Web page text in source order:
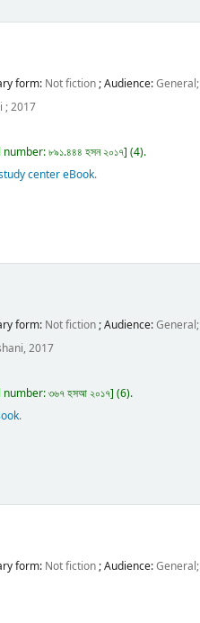
form: Not fiction; Audience:General;
;2017
number:৮৯১.৪৪৪ হসন ২০১৭ (4).
center eBook.
form: Not fiction; Audience:General;
2017
number:৩৬৭ হসআ ২০১৭ (6).
.
form: Not fiction; Audience:General;